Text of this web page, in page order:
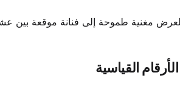
العرض مغنية طموحة إلى فنانة موقعة بين